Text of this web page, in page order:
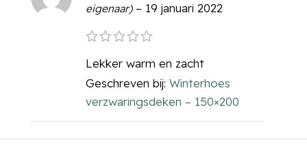
eigenaar) – 19 januari 2022
Lekker warm en zacht
Geschreven bij: Winterhoes
verzwaringsdeken – 150×200